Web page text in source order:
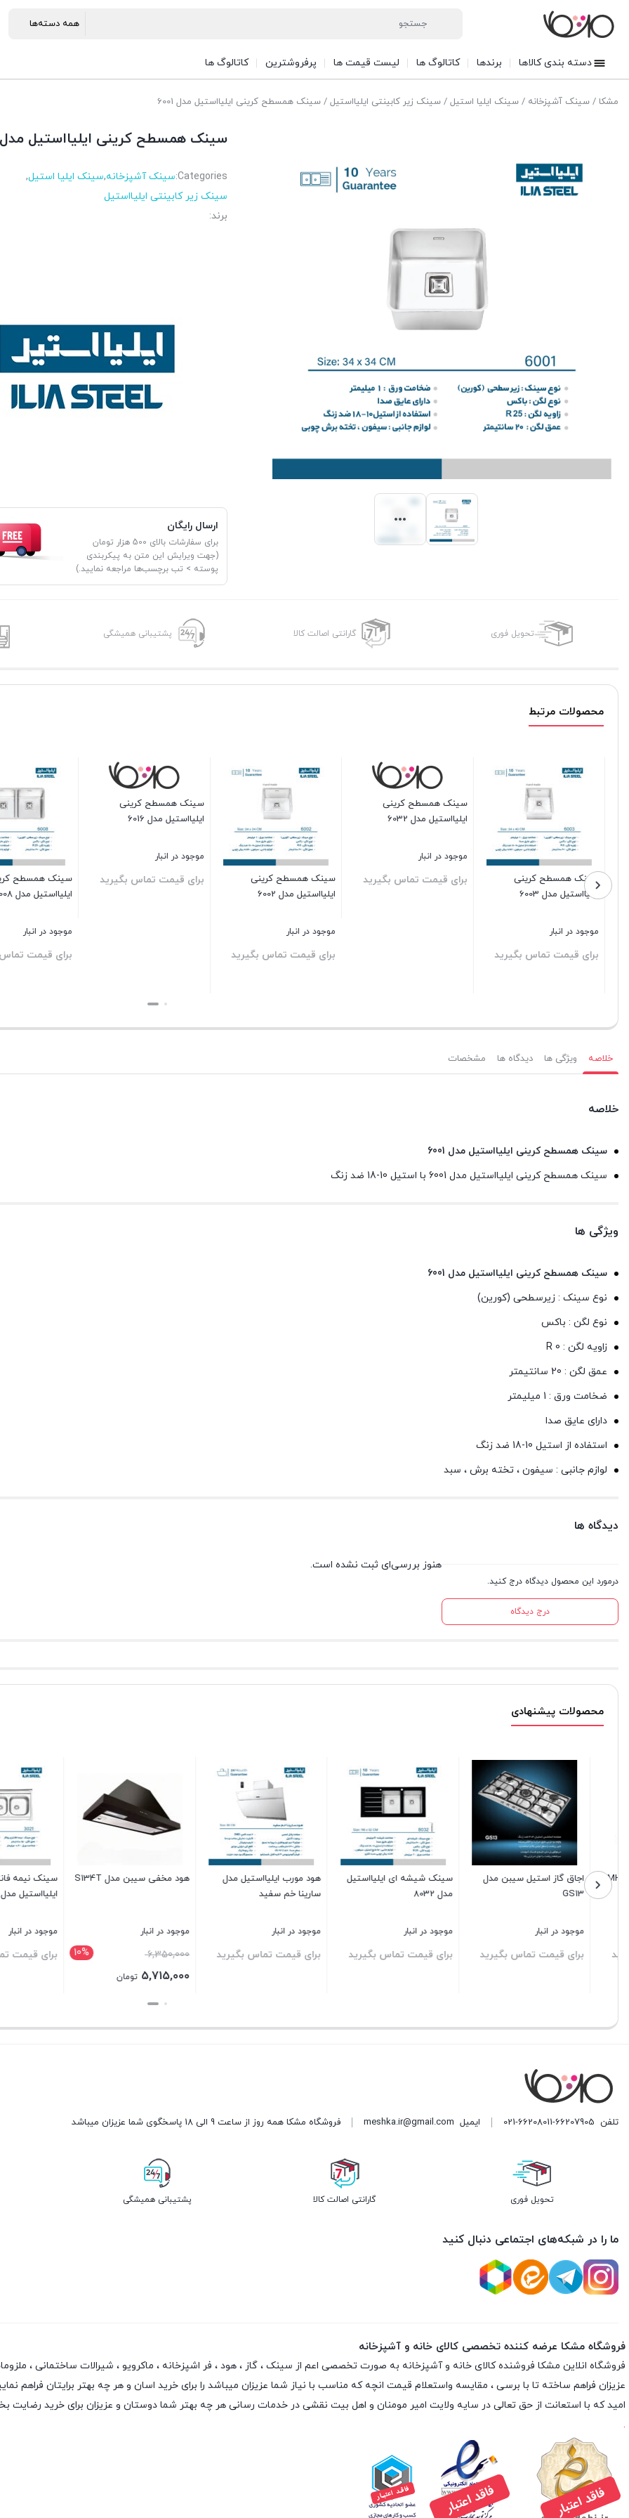
دسته بندی کالاها برندها کاتالوگ ها لیست قیمت ها پرفروشترین کاتالوگ ها
مشکا / سینک آشپزخانه / سینک ایلیا استیل / سینک زیر کابینتی ایلیااستیل / سینک همسطح کرینی ایلیااستیل مدل 6001
سینک همسطح کرینی ایلیااستیل مدل
Categories: سینک آشپزخانه,سینک ایلیا استیل,
سینک زیر کابینتی ایلیااستیل
برند:
ارسال رایگان
برای سفارشات بالای 500 هزار تومان
(جهت ویرایش این متن به پیکربندی
پوسته > تب برچسب‌ها مراجعه نمایید.)
تحویل فوری گارانتی اصالت کالا پشتیبانی همیشگی
محصولات مرتبط
سینک همسطح کرینی
برای قیمت تماس بگیرید
بستن
سینک همسطح کرینی
سینک همسطح کرینی
ایلیااستیل مدل 6016
برای قیمت تماس بگیرید
بستن
سینک همسطح کرینی
سینک همسطح کرینی
ایلیااستیل مدل 6012
موجود در انبار
برای قیمت تماس
خلاصه ویژگی ها دیدگاه ها مشخصات
خلاصه
سینک همسطح کرینی ایلیااستیل مدل 6001
سینک همسطح کرینی ایلیااستیل مدل 6001 با استیل 10-18 ضد زنگ
ویژگی ها
سینک همسطح کرینی ایلیااستیل مدل 6001
نوع سینک : زیرسطحی (کورین)
نوع لگن : باکس
زاویه لگن : R 0
عمق لگن : 20 سانتیمتر
ضخامت ورق : 1 میلیمتر
دارای عایق صدا
استفاده از استیل 10-18 ضد زنگ
لوازم جانبی : سیفون ، تخته برش ، سبد
دیدگاه ها
درمورد این محصول دیدگاه درج کنید.
درج دیدگاه
هنوز بررسی‌ای ثبت نشده است.
محصولات پیشنهادی
سینک شیشه ای ایلیااستیل
مدل 8032
موجود در انبار
برای قیمت تماس بگیرید
هود مورب ایلیااستیل مدل
سارینا خم سفید
موجود در انبار
برای قیمت تماس بگیرید
هود مخفی سیبن مدل S134T
موجود در انبار
10% 6,350,000قیمت
سینک نیمه فانتزی روکار
موجود در انبار
برای قیمت تماس بگیرید
سینک فانتزی روکار
موجود در انبار
برای قیمت تماس
تلفن 021-66208011-66207905 ایمیل meshka.ir@gmail.com فروشگاه مشکا همه روز از ساعت 9 الی 18 پاسخگوی شما عزیزان میباشد
تحویل فوری گارانتی اصالت کالا پشتیبانی همیشگی
ما را در شبکه‌های اجتماعی دنبال کنید
فروشگاه مشکا عرضه کننده تخصصی کالای خانه و آشپزخانه
فروشگاه انلاین مشکا فروشنده کالای خانه و آشپزخانه به صورت تخصصی اعم از سینک ، گاز ، هود ، فر اشپزخانه ، ماکرویو ، شیرالات ساختمانی ،
عزیزان فراهم ساخته تا با برسی ، مقایسه واستعلام قیمت انچه که مناسب با نیاز شما عزیزان میباشد را برای خرید اسان و هر چه بهتر برایتان فراهم
امید که با استعانت از حق تعالی در سایه ولایت امیر مومنان و اهل بیت نقشی در خدمات رسانی هر چه بهتر شما دوستان و عزیزان برای خرید
.